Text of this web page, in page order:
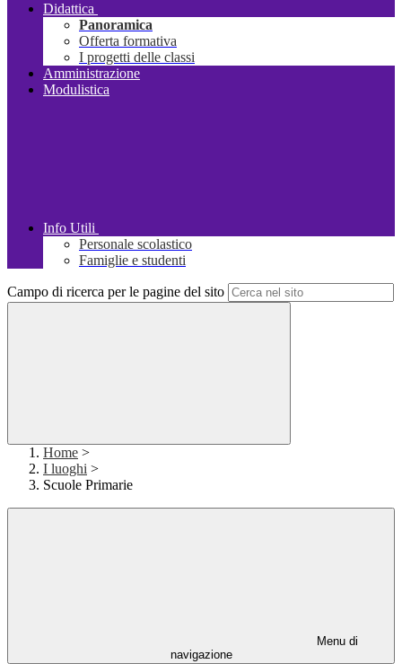
Didattica
Panoramica
Offerta formativa
I progetti delle classi
Amministrazione
Modulistica
Info Utili
Personale scolastico
Famiglie e studenti
Campo di ricerca per le pagine del sito
Home >
I luoghi >
Scuole Primarie
Menu di
navigazione